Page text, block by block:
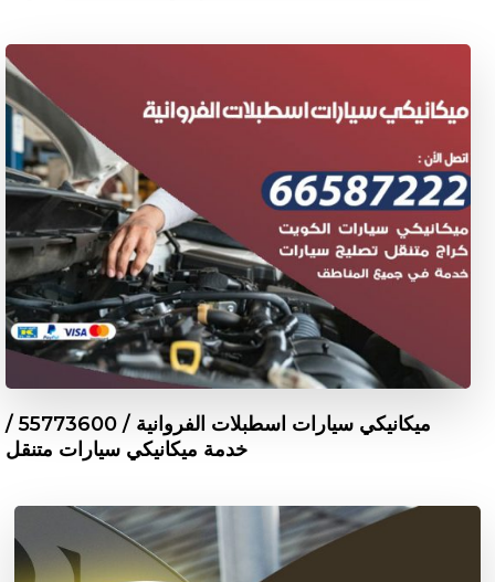
ميكانيكي سيارات اسطبلات الفروانية / 55773600‬ /
خدمة ميكانيكي سيارات متنقل